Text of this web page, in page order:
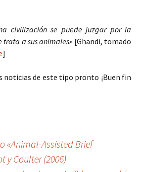
civilización se puede juzgar por la
trata a sus animales» [Ghandi, tomado
]
noticias de este tipo pronto ¡Buen fin
«Animal-Assisted Brief
y Coulter (2006)